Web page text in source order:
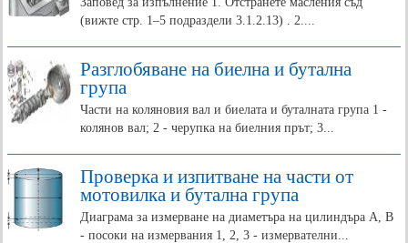
(вижте стр. 1–5 подраздели 3.1.2.13) . 2....
Разглобяване на биелна и бутална
група
Части на коляновия вал и биелата и буталната група 1 -
колянов вал; 2 - черупка на биелния прът; 3...
Проверка и изпитване на части от
мотовилка и бутална група
Диаграма за измерване на диаметъра на цилиндъра A, B
- посоки на измервания 1, 2, 3 - измервателни...